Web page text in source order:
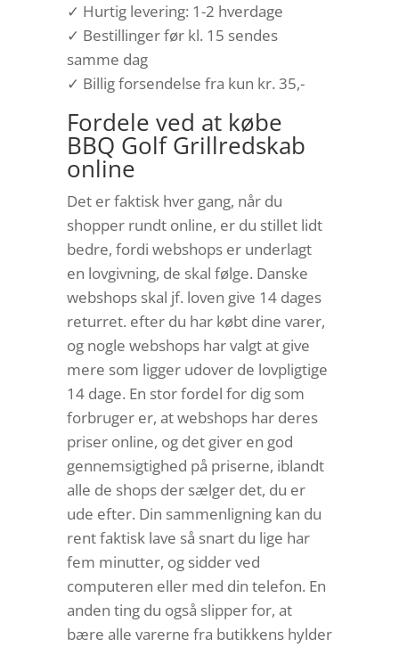
✓ Hurtig levering: 1-2 hverdage
✓ Bestillinger før kl. 15 sendes
samme dag
✓ Billig forsendelse fra kun kr. 35,-
Fordele ved at købe
BBQ Golf Grillredskab
online
Det er faktisk hver gang, når du
shopper rundt online, er du stillet lidt
bedre, fordi webshops er underlagt
en lovgivning, de skal følge. Danske
webshops skal jf. loven give 14 dages
returret. efter du har købt dine varer,
og nogle webshops har valgt at give
mere som ligger udover de lovpligtige
14 dage. En stor fordel for dig som
forbruger er, at webshops har deres
priser online, og det giver en god
gennemsigtighed på priserne, iblandt
alle de shops der sælger det, du er
ude efter. Din sammenligning kan du
rent faktisk lave så snart du lige har
fem minutter, og sidder ved
computeren eller med din telefon. En
anden ting du også slipper for, at
bære alle varerne fra butikkens hylder